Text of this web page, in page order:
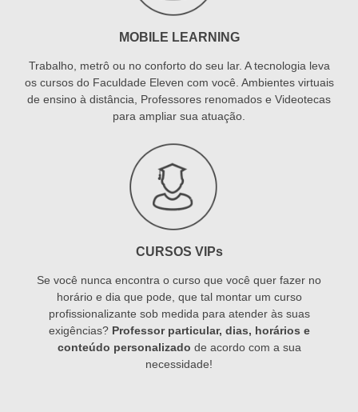
MOBILE LEARNING
Trabalho, metrô ou no conforto do seu lar. A tecnologia leva
os cursos do Faculdade Eleven com você. Ambientes virtuais
de ensino à distância, Professores renomados e Videotecas
para ampliar sua atuação.
CURSOS VIPs
Se você nunca encontra o curso que você quer fazer no
horário e dia que pode, que tal montar um curso
profissionalizante sob medida para atender às suas
exigências? Professor particular, dias, horários e
conteúdo personalizado de acordo com a sua
necessidade!